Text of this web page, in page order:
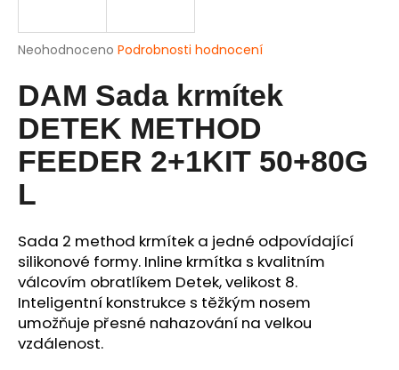
Průměrné
produktu
je
0,0
5
hvězdiček.
Neohodnoceno Podrobnosti hodnocení
DAM Sada krmítek
DETEK METHOD
FEEDER 2+1KIT 50+80G
L
Sada 2 method krmítek a jedné odpovídající
silikonové formy. Inline krmítka s kvalitním
válcovím obratlíkem Detek, velikost 8.
Inteligentní konstrukce s těžkým nosem
umožňuje přesné nahazování na velkou
vzdálenost.
j
t
?
D
o
p
o